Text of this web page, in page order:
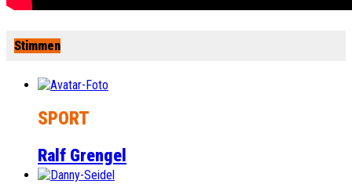
Stimmen
SPORT
Ralf Grengel